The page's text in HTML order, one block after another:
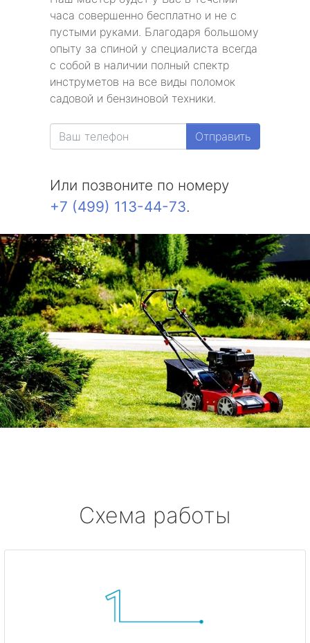
часа совершенно бесплатно и не с
пустыми руками. Благодаря большому
опыту за спиной у специалиста всегда
с собой в наличии полный спектр
инструметов на все виды поломок
садовой и бензиновой техники.
Отправить
Или позвоните по номеру
+7 (499) 113-44-73.
Схема работы